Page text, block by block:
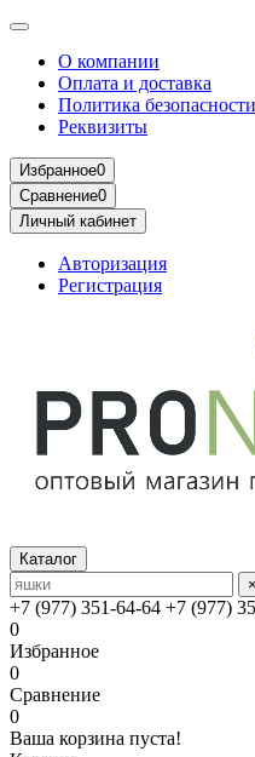
О компании
Оплата и доставка
Политика безопасности
Реквизиты
Избранное0
Сравнение0
Личный кабинет
Авторизация
Регистрация
Каталог
×
+7 (977) 351-64-64 +7 (977)
0
Избранное
0
Сравнение
0
Ваша корзина пуста!